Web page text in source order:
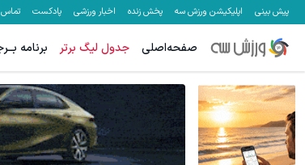
پیش بینی اپلیکیشن ورزش سه پخش زنده اخبار ورزشی پادکست تماس
صفحه‌اصلی جدول لیگ برتر برنامه